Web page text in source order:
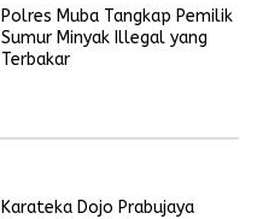
Polres Muba Tangkap Pemilik
Sumur Minyak Illegal yang
Terbakar
Karateka Dojo Prabujaya